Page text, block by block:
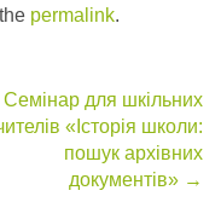
permalink.
Семінар для шкільних
«Історія школи:
пошук архівних
документів» →